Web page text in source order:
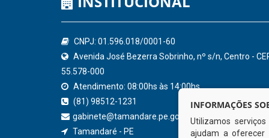
CNPJ: 01.596.018/0001-60
Avenida José Bezerra Sobrinho, nº s/n, Centro -
55.578-000
Atendimento: 08:00hs às 14:00hs
(81) 98512-1231
gabinete@tamandare.pe.gov.br
Tamandaré - PE
INFORMAÇÕES
Utilizamos
ajudam a oferecer